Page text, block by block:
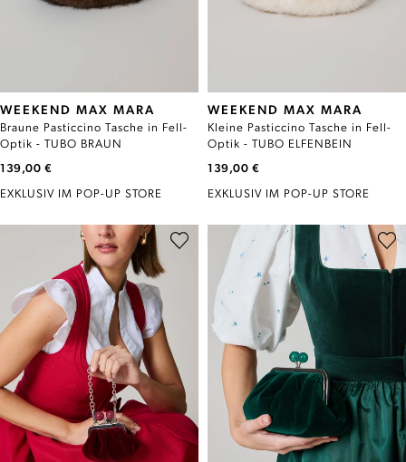
WEEKEND MAX MARA
Braune Pasticcino Tasche in Fell-
Optik - TUBO BRAUN
139,00 €
EXKLUSIV IM POP-UP STORE
WEEKEND MAX MARA
Kleine Pasticcino Tasche in Fell-
Optik - TUBO ELFENBEIN
139,00 €
EXKLUSIV IM POP-UP STORE